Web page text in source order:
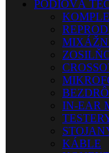
PÓDIOVÁ
IN-EAR
KÁBLE